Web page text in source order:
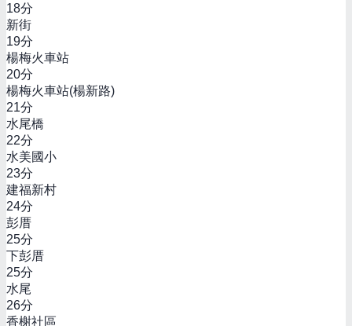
18分
新街
19分
楊梅火車站
20分
楊梅火車站(楊新路)
21分
水尾橋
22分
水美國小
23分
建福新村
24分
彭厝
25分
下彭厝
25分
水尾
26分
香榭社區